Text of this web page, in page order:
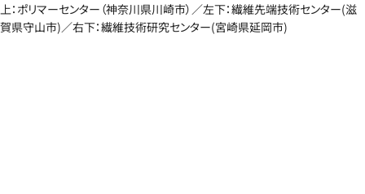
上：ポリマーセンター（神奈川県川崎市）／左下：繊維先端技術センター(滋
賀県守山市)／右下：繊維技術研究センター(宮崎県延岡市)